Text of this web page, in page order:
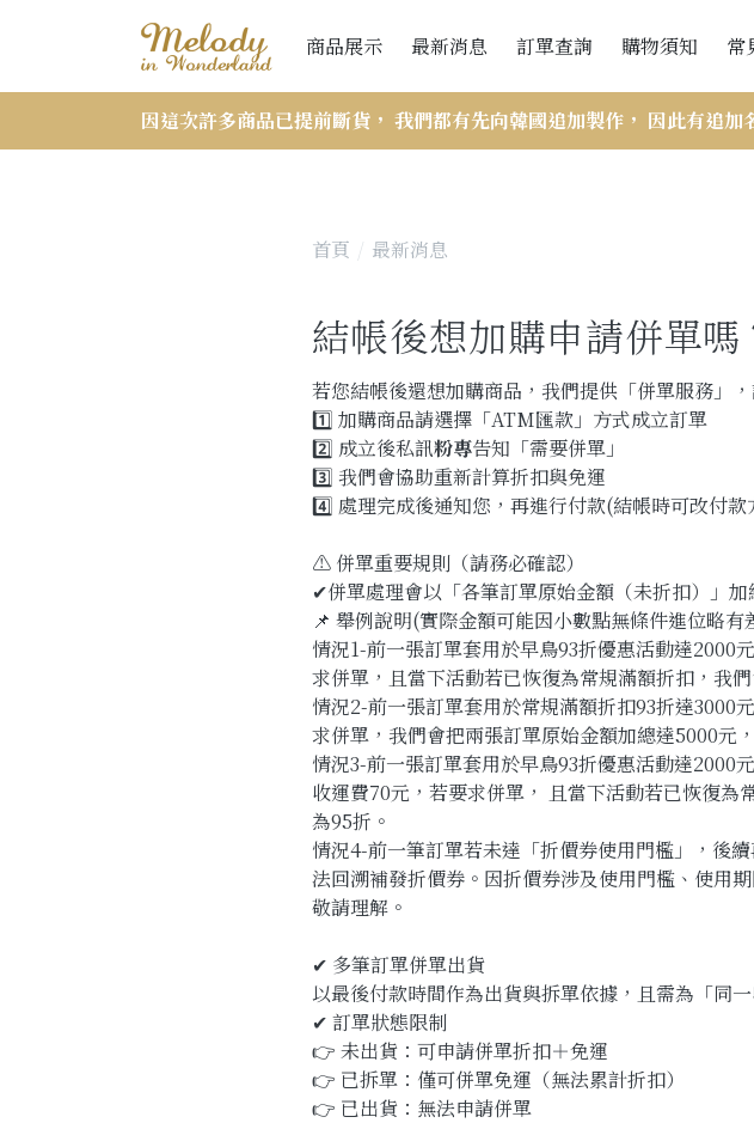
商品展示 最新消息 訂單查詢
訪客訂單查詢
購物須知
付款與出貨
商品斷貨處理
售後服務-瑕疵
商品尺寸帳量示
常
因這次許多商品已提前斷貨， 我們都有先向韓國追加製作， 因此有追加
首頁 最新消息
結帳後想加購申請併單
若您結帳後還想加購商品，我們提供「併單服務」
1️⃣ 加購商品請選擇「ATM匯款」方式成立訂單
2️⃣ 成立後私訊粉專告知「需要併單」
3️⃣ 我們會協助重新計算折扣與免運
4️⃣ 處理完成後通知您，再進行付款(結帳時可改付款
⚠️ 併單重要規則（請務必確認）
✔併單處理會以「各筆訂單原始金額（未折扣）」
📌 舉例說明(實際金額可能因小數點無條件進位略有
情況1-前一張訂單套用於早鳥93折優惠活動達2000
求併單，且當下活動若已恢復為常規滿額折扣，我
情況2-前一張訂單套用於常規滿額折扣93折達3000
求併單，我們會把兩張訂單原始金額加總達5000元
情況3-前一張訂單套用於早鳥93折優惠活動達2000
收運費70元，若要求併單， 且當下活動若已恢復
為95折。
情況4-前一筆訂單若未達「折價券使用門檻」，後
法回溯補發折價券。因折價券涉及使用門檻、使用
敬請理解。
✔ 多筆訂單併單出貨
以最後付款時間作為出貨與拆單依據，且需為「同一
✔ 訂單狀態限制
👉 未出貨：可申請併單折扣＋免運
👉 已拆單：僅可併單免運（無法累計折扣）
👉 已出貨：無法申請併單